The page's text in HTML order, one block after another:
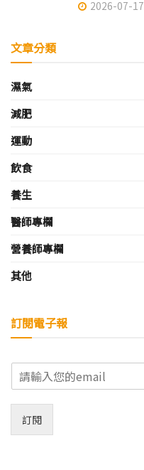
2026-07-17
文章分類
濕氣
減肥
運動
飲食
養生
醫師專欄
營養師專欄
其他
訂閱電子報
E
m
*
訂閱